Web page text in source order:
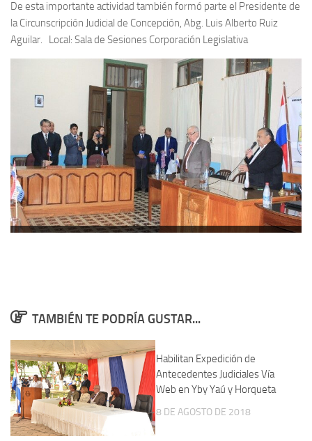
De esta importante actividad también formó parte el Presidente de
la Circunscripción Judicial de Concepción, Abg. Luis Alberto Ruiz
Aguilar. Local: Sala de Sesiones Corporación Legislativa
TAMBIÉN TE PODRÍA GUSTAR...
Habilitan Expedición de
Antecedentes Judiciales Vía
Web en Yby Yaú y Horqueta
8 DE AGOSTO DE 2018